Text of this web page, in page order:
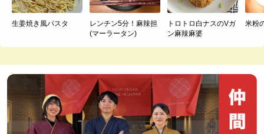
生姜焼き風パスタ
レンチン5分！麻辣担
(マーラータン)
トロトロ白ナスのVガ
ン麻辣麻婆
米粉